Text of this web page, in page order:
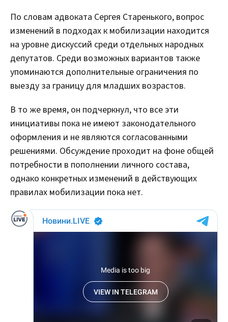
По словам адвоката Сергея Старенького, вопрос
изменений в подходах к мобилизации находится
на уровне дискуссий среди отдельных народных
депутатов. Среди возможных вариантов также
упоминаются дополнительные ограничения по
выезду за границу для младших возрастов.
В то же время, он подчеркнул, что все эти
инициативы пока не имеют законодательного
оформления и не являются согласованными
решениями. Обсуждение проходит на фоне общей
потребности в пополнении личного состава,
однако конкретных изменений в действующих
правилах мобилизации пока нет.